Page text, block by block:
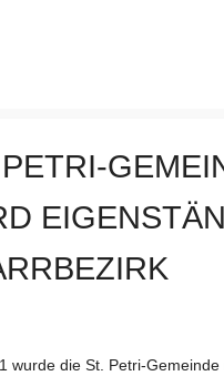
Toggle
wurde die St. Petri-